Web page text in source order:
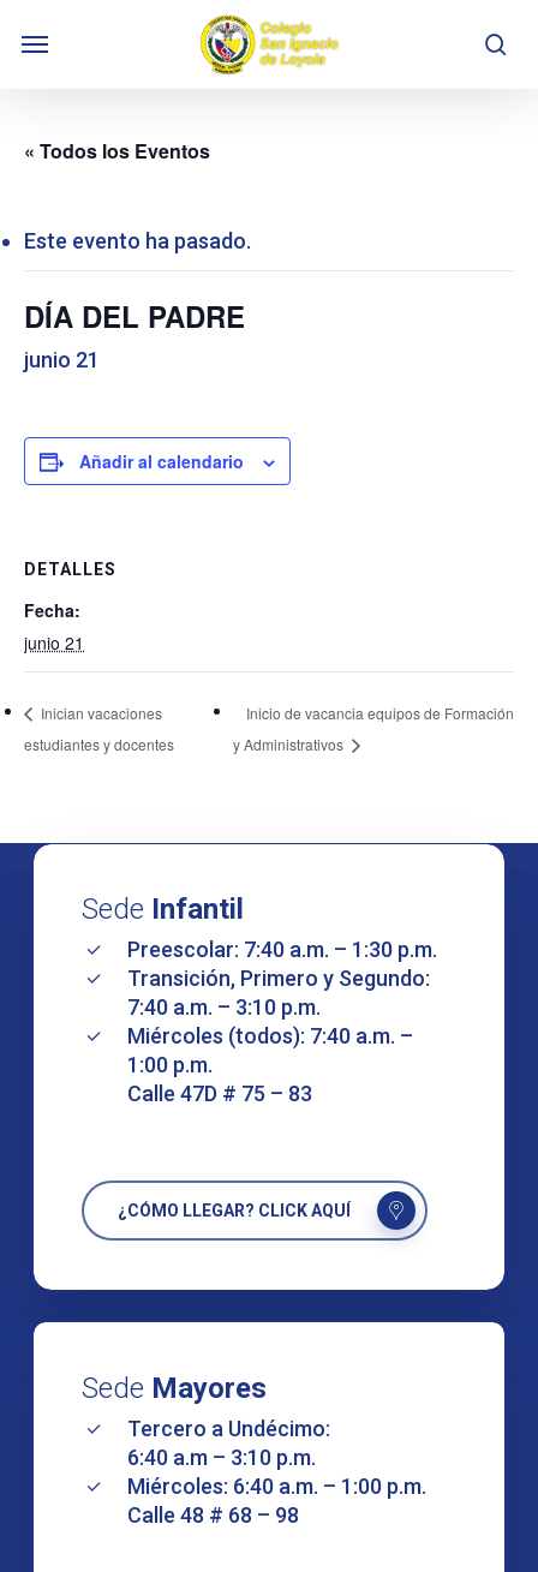
Menu
« Todos los Eventos
Este evento ha pasado.
DÍA DEL PADRE
junio 21
Añadir al calendario
DETALLES
Fecha:
junio 21
Inician vacaciones
estudiantes y docentes
Inicio de vacancia equipos de Formación
y Administrativos
Sede Infantil
Preescolar: 7:40 a.m. – 1:30 p.m.
Transición, Primero y Segundo:
7:40 a.m. – 3:10 p.m.
Miércoles (todos): 7:40 a.m. –
1:00 p.m.
Calle 47D # 75 – 83
¿CÓMO LLEGAR? CLICK AQUÍ
Sede Mayores
Tercero a Undécimo:
6:40 a.m – 3:10 p.m.
Miércoles: 6:40 a.m. – 1:00 p.m.
Calle 48 # 68 – 98